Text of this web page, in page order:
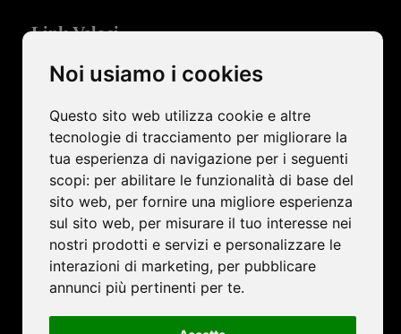
Noi usiamo i cookies
Questo sito web utilizza cookie e altre
tecnologie di tracciamento per migliorare la
tua esperienza di navigazione per i seguenti
scopi: per abilitare le funzionalità di base del
sito web, per fornire una migliore esperienza
sul sito web, per misurare il tuo interesse nei
nostri prodotti e servizi e personalizzare le
interazioni di marketing, per pubblicare
annunci più pertinenti per te.
Link Veloci
Home
Progetti
News
Contatti
Mobiled Srl Unipersonale - Sede Legale: Via Belluno, 7 - Z.I. 31046
Oderzo TV - C.F. e P.IVA: IT04785160260 - PEC:
srl@pec.mobiled.it - Prov. Ufficio Registro: Treviso - Numero Rea: